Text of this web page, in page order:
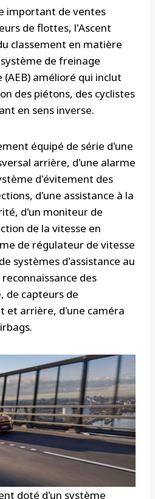
important de ventes
de flottes, l'Ascent
classement en matière
de freinage
amélioré qui inclut
des piétons, des cyclistes
en sens inverse.
équipé de série d'une
arrière, d'une alarme
d'évitement des
d'une assistance à la
d'un moniteur de
de la vitesse en
de régulateur de vitesse
systèmes d'assistance au
des
de capteurs de
et arrière, d'une caméra
doté d'un système